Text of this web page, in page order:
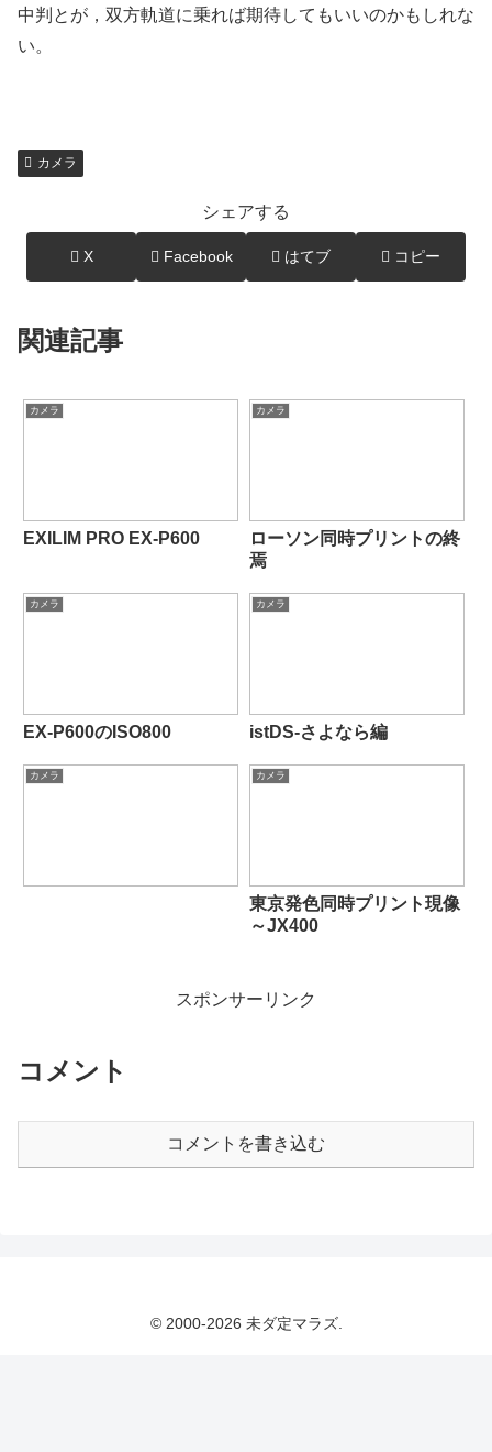
中判とが，双方軌道に乗れば期待してもいいのかもしれな
い。
カメラ
シェアする
X Facebook はてブ コピー
関連記事
カメラ
EXILIM PRO EX-P600
カメラ
ローソン同時プリントの終
焉
カメラ
EX-P600のISO800
カメラ
istDS-さよなら編
カメラ カメラ
東京発色同時プリント現像
～JX400
スポンサーリンク
コメント
コメントを書き込む
© 2000-2026 未ダ定マラズ.